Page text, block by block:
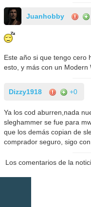
Juanhobby
Este año si que tengo cero
esto, y más con un Modern
Dizzy1918 +0
Ya los cod aburren,nada
sleghammer se fue para
que los demás copian de
comprador seguro, sigo
Los comentarios de la